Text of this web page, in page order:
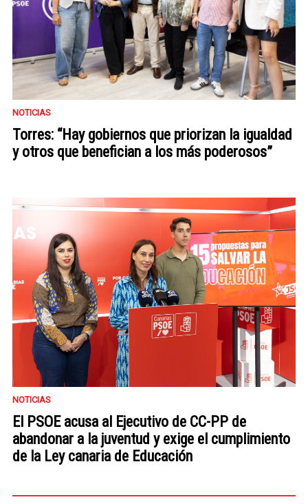
NOTICIAS
Torres: “Hay gobiernos que priorizan la igualdad
y otros que benefician a los más poderosos”
NOTICIAS
El PSOE acusa al Ejecutivo de CC-PP de
abandonar a la juventud y exige el cumplimiento
de la Ley canaria de Educación